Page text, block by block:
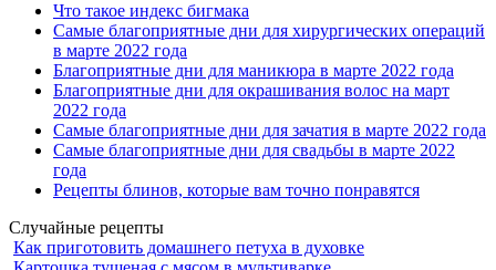
Что такое индекс бигмака
Самые благоприятные дни для хирургических операций
в марте 2022 года
Благоприятные дни для маникюра в марте 2022 года
Благоприятные дни для окрашивания волос на март
2022 года
Самые благоприятные дни для зачатия в марте 2022 года
Самые благоприятные дни для свадьбы в марте 2022
года
Рецепты блинов, которые вам точно понравятся
Случайные рецепты
Как приготовить домашнего петуха в духовке